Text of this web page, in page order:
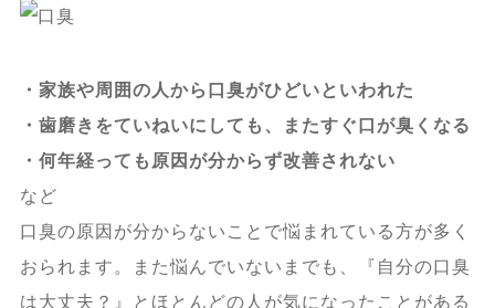
・家族や周囲の人から口臭がひどいといわれた
・歯磨きをていねいにしても、またすぐ口が臭くなる
・何年経っても原因が分からず改善されない
など
口臭の原因が分からないことで悩まれている方が多く
おられます。また悩んでいないまでも、『自分の口臭
は大丈夫？』とほとんどの人が気になったことがある